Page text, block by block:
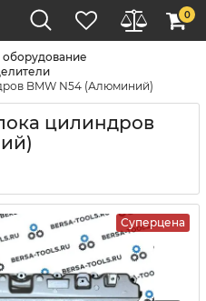
0
оборудование
BMW N54 (Алюминий)
цилиндров
Суперцена